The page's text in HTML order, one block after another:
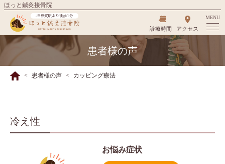
ほっと鍼灸接骨院
診療時間 アクセス
MENU
患者様の声
患者様の声 カッピング療法
冷え性
お悩み症状